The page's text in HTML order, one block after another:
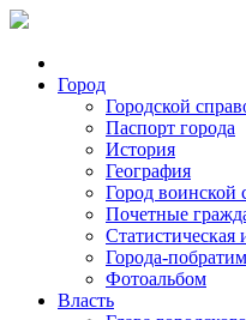
Город
Городской
Паспорт города
История
География
Город воинской
Почетные
Города-
Фотоальбом
Власть